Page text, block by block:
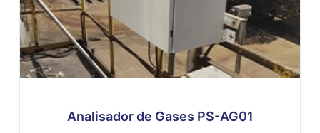
Analisador de Gases PS-AG01